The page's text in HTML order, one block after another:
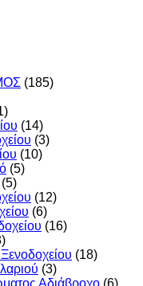
(185)
(14)
(3)
(10)
(5)
(5)
(12)
(6)
(16)
(18)
(3)